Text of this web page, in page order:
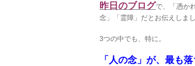
昨日のブログで、「憑か
念」「霊障」だとお伝えしまし
3つの中でも、特に。
「人の念」が、最も